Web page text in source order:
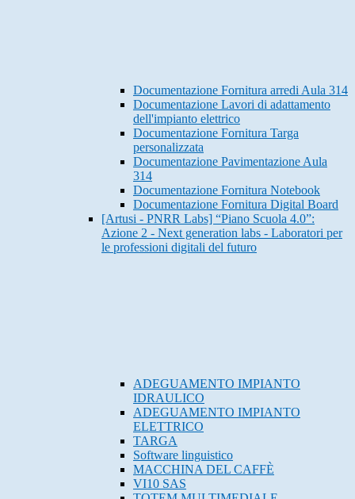
Documentazione Fornitura arredi Aula 314
Documentazione Lavori di adattamento
dell'impianto elettrico
Documentazione Fornitura Targa
personalizzata
Documentazione Pavimentazione Aula
314
Documentazione Fornitura Notebook
Documentazione Fornitura Digital Board
[Artusi - PNRR Labs] “Piano Scuola 4.0”:
Azione 2 - Next generation labs - Laboratori per
le professioni digitali del futuro
ADEGUAMENTO IMPIANTO
IDRAULICO
ADEGUAMENTO IMPIANTO
ELETTRICO
TARGA
Software linguistico
MACCHINA DEL CAFFÈ
VI10 SAS